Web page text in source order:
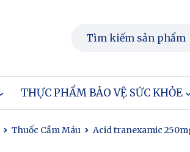
THỰC PHẨM BẢO VỆ SỨC KHỎE
Thuốc Cầm Máu Acid tranexamic